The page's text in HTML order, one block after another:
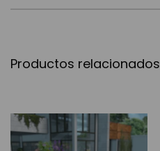
Productos relacionados